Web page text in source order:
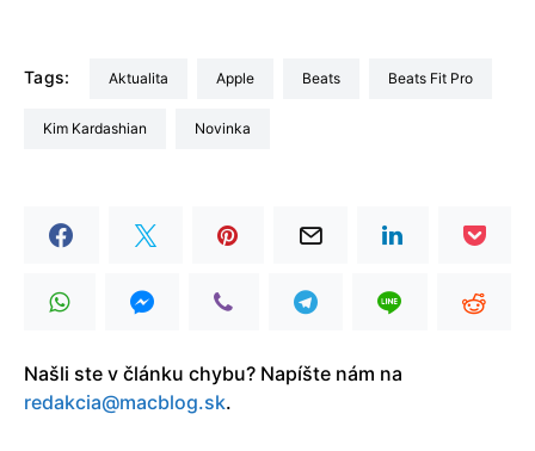
Tags: aktualita Apple Beats Beats Fit Pro
Kim Kardashian Novinka
Našli ste v článku chybu? Napíšte nám na
redakcia@macblog.sk.